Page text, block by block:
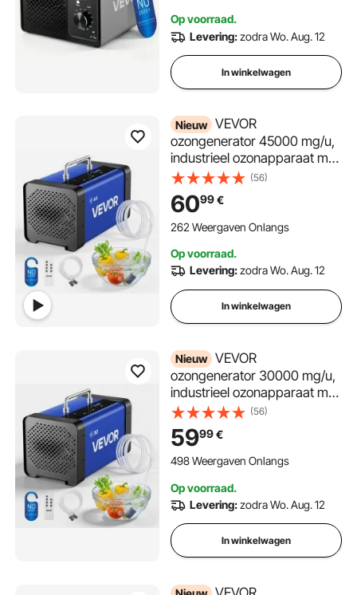
verwijderen van geuren in
auto's, hotels en
appartementen
Op voorraad.
Levering:zodra Wo. Aug. 12
In winkelwagen
Nieuw VEVOR
ozongenerator 45000 mg/u,
industrieel ozonapparaat met
15 seconden startvertraging,
waterozonering en
afstandsbediening, ozonator
voor max. 350 m²,
geuren in auto's, hotels en
appartementen
(56)
6099€
262 Weergaven Onlangs
Op voorraad.
Levering:zodra Wo. Aug. 12
In winkelwagen
Nieuw VEVOR
ozongenerator 30000 mg/u,
industrieel ozonapparaat met
15 seconden startvertraging,
waterozonering en
afstandsbediening, ozonator
voor max. 250 m²,
geuren in auto's, hotels en
appartementen
(56)
5999€
498 Weergaven Onlangs
Op voorraad.
Levering:zodra Wo. Aug. 12
In winkelwagen